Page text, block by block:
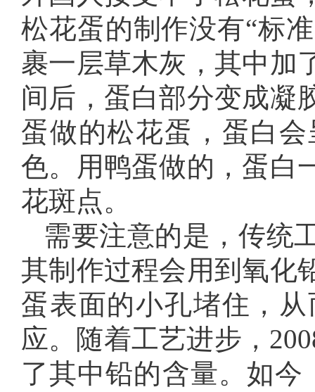
松花蛋的制作没有“标
裹一层草木灰，其中加
间后，蛋白部分变成凝
蛋做的松花蛋，蛋白
色。用鸭蛋做的，蛋白
花斑点。
需要注意的是，传统
其制作过程会用到氧化
蛋表面的小孔堵住，
应。随着工艺进步，
了其中铅的含量。如